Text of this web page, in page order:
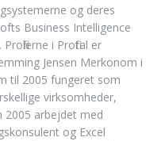
og deres
Business Intelligence
i Profital er
Jensen Merkonom i
til 2005 fungeret som
virksomheder,
2005 arbejdet med
og Excel